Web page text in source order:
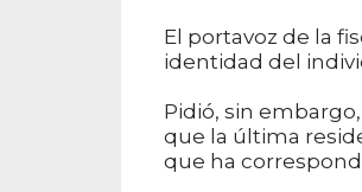
El portavoz de la
identidad del
Pidió, sin
que la última
que ha